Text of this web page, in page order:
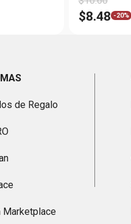
$8.48 -20%
de Regalo
Marketplace